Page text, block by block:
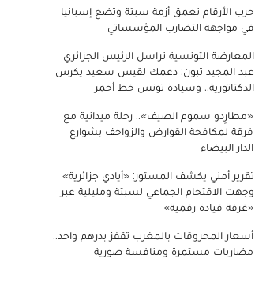
حرب الأرقام تعمق أزمة سبتة وتضع إسبانيا
في مواجهة التضارب المؤسساتي
المعارضة التونسية تراسل الرئيس الجزائري
عبد المجيد تبون: دعمك لقيس سعيد يكرس
الدكتاتورية.. وسيادة تونس خط أحمر
«مطارِدو سموم الصيف».. رحلة ميدانية مع
فرقة لمكافحة القوارض والزواحف بشوارع
الدار البيضاء
تقرير أمني يكشف المستور: «أيادي جزائرية»
وجهت الاقتحام الجماعي لسبتة ومليلية عبر
«غرفة قيادة رقمية»
أسعار المحروقات بالمغرب تقفز بدرهم واحد..
مضاربات مستمرة ومنافسة صورية